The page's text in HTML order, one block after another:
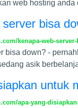
web hosting
bisa
kenapa-web-
bisa down? -
asik
untuk
apa-yang-